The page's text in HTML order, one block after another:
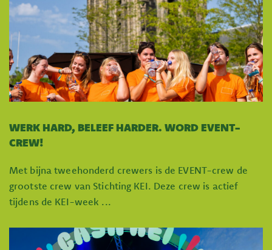
WERK HARD, BELEEF HARDER. WORD EVENT-
CREW!
Met bijna tweehonderd crewers is de EVENT-crew de
grootste crew van Stichting KEI. Deze crew is actief
tijdens de KEI-week ...